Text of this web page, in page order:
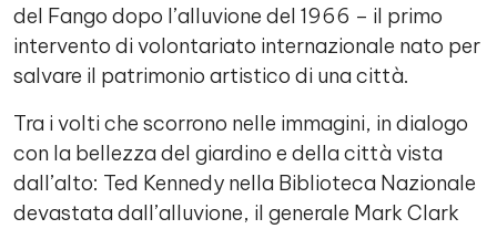
del Fango dopo l’alluvione del 1966 – il primo
intervento di volontariato internazionale nato per
salvare il patrimonio artistico di una città.
Tra i volti che scorrono nelle immagini, in dialogo
con la bellezza del giardino e della città vista
dall’alto: Ted Kennedy nella Biblioteca Nazionale
devastata dall’alluvione, il generale Mark Clark